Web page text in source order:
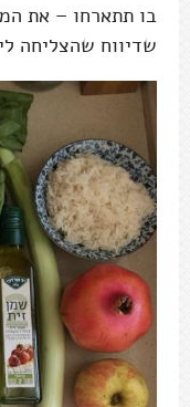
בו תתארחו – את
שדיווח שהצליחה